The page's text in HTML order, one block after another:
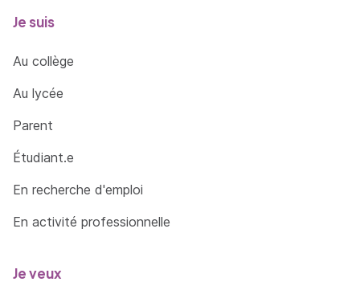
Je suis
Au collège
Au lycée
Parent
Étudiant.e
En recherche d'emploi
En activité professionnelle
Je veux